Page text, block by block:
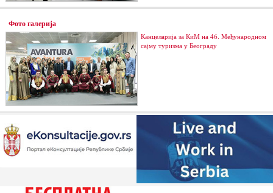
Фото галерија
Канцеларија за КиМ на 46. Међународном
сајму туризма у Београду